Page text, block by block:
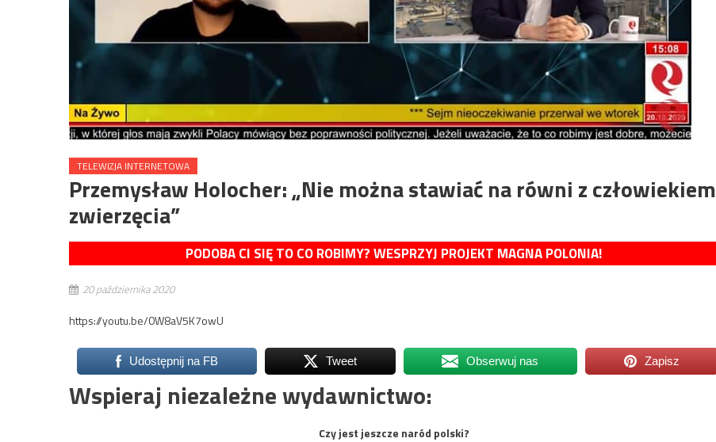
TELEWIZJA INTERNETOWA
Przemysław Holocher: „Nie można stawiać na równi z człowiekiem
zwierzęcia”
PODOBA CI SIĘ TO CO ROBIMY? WESPRZYJ PROJEKT MAGNA POLONIA!
20 października 2020
https://youtu.be/0W8aV5K7owU
Udostępnij na FB Tweet Obserwuj nas Zapisz
Wspieraj niezależne wydawnictwo:
Czy jest jeszcze naród polski?